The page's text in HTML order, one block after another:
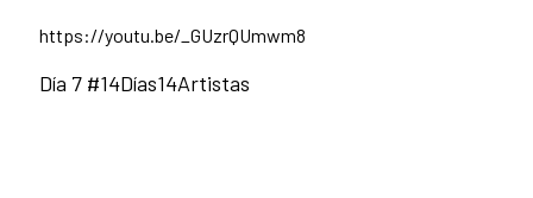
https://youtu.be/_GUzrQUmwm8
Día 7 #14Días14Artistas